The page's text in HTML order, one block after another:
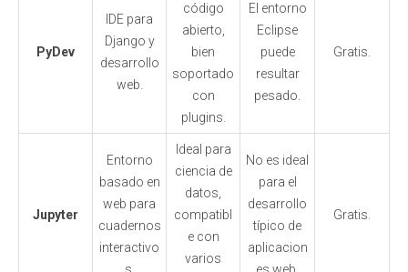
PyDev
IDE para
Django y
desarrollo
web.
código
abierto,
bien
soportado
con
plugins.
El entorno
Eclipse
puede
resultar
pesado.
Gratis.
Jupyter
Entorno
basado en
web para
cuadernos
interactivo
Ideal para
ciencia de
datos,
compatibl
e con
varios
No es ideal
para el
desarrollo
típico de
aplicacion
Gratis.